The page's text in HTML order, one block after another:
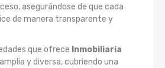
asegurándose de que cada
de manera transparente y
que ofrece Inmobiliaria
y diversa, cubriendo una